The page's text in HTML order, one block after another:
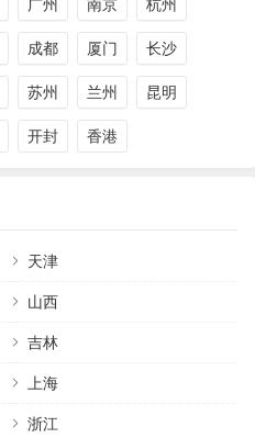
广州 南京 杭州
成都 厦门 长沙
苏州 兰州 昆明
开封 香港
天津
山西
吉林
上海
浙江